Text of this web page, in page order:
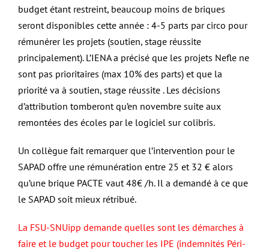
budget étant restreint, beaucoup moins de briques
seront disponibles cette année : 4-5 parts par circo pour
rémunérer les projets (soutien, stage réussite
principalement). L’IENA a précisé que les projets Nefle ne
sont pas prioritaires (max 10% des parts) et que la
priorité va à soutien, stage réussite . Les décisions
d’attribution tomberont qu’en novembre suite aux
remontées des écoles par le logiciel sur colibris.
Un collègue fait remarquer que l’intervention pour le
SAPAD offre une rémunération entre 25 et 32 € alors
qu’une brique PACTE vaut 48€ /h. Il a demandé à ce que
le SAPAD soit mieux rétribué.
La FSU-SNUipp demande quelles sont les démarches à
faire et le budget pour toucher les IPE (indemnités Péri-